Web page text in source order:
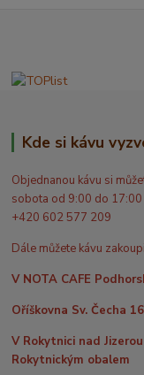
Kde si kávu
Objednanou kávu si
sobota od 9:00 do
+420 602 577 209
Dále můžete kávu
V NOTA CAFE
Oříškovna Sv. Čecha
V Rokytnici nad
Rokytnickým obalem